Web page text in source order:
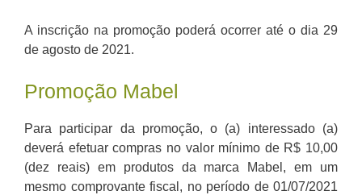
A inscrição na promoção poderá ocorrer até o dia 29
de agosto de 2021.
Promoção Mabel
Para participar da promoção, o (a) interessado (a)
deverá efetuar compras no valor mínimo de R$ 10,00
(dez reais) em produtos da marca Mabel, em um
mesmo comprovante fiscal, no período de 01/07/2021